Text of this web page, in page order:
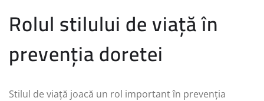
Rolul stilului de viață în
prevenția doretei
Stilul de viață joacă un rol important în prevenția